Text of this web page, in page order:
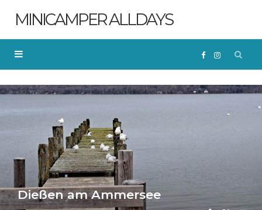
MINICAMPER ALLDAYS
F
a
I
n
Dießen am Ammersee